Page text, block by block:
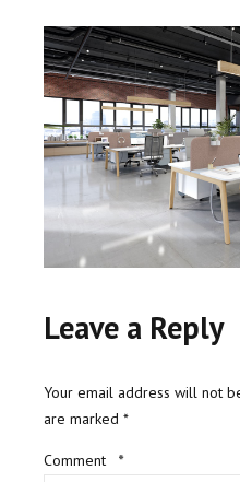
Leave a Reply
Your email address will not
are marked *
Comment *